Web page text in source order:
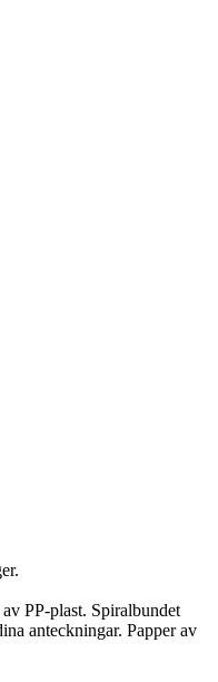
PP-plast. Spiralbundet
anteckningar. Papper av